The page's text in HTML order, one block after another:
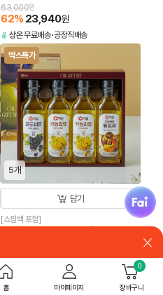
63,000원
62% 23,940원
상온무료배송 공장직배송
박스특가
5개
담기
[쇼핑백 포함]
134,500원
30
fai
홈 마이페이지 장바구니
0